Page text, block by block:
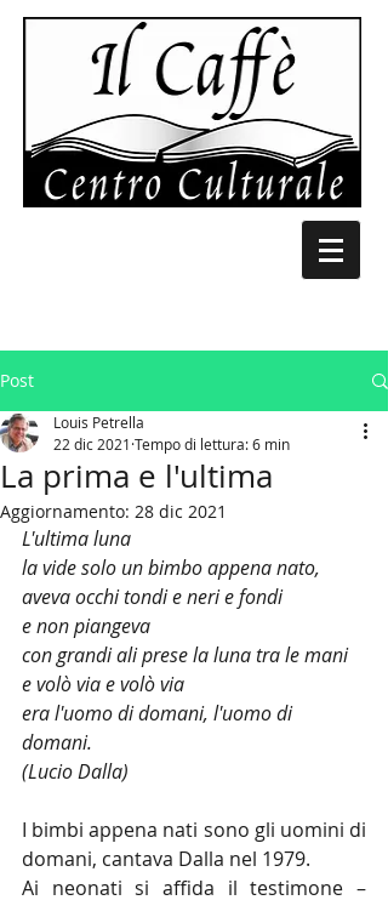
Post
La prima e l'ultima
Louis Petrella
22 dic 2021 Tempo di lettura: 6 min
Aggiornamento: 28 dic 2021
L'ultima luna
la vide solo un bimbo appena nato,
aveva occhi tondi e neri e fondi
e non piangeva
con grandi ali prese la luna tra le mani
e volò via e volò via
era l'uomo di domani, l'uomo di
domani.
(Lucio Dalla)
I bimbi appena nati sono gli uomini di
domani, cantava Dalla nel 1979.
Ai neonati si affida il testimone –